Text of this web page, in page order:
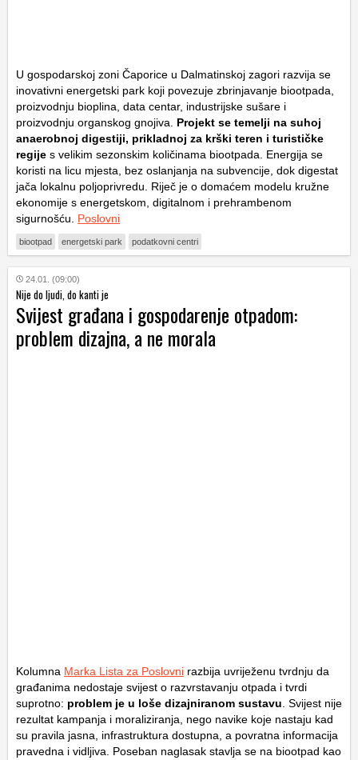
U gospodarskoj zoni Čaporice u Dalmatinskoj zagori razvija se
inovativni energetski park koji povezuje zbrinjavanje biootpada,
proizvodnju bioplina, data centar, industrijske sušare i
proizvodnju organskog gnojiva. Projekt se temelji na suhoj
anaerobnoj digestiji, prikladnoj za krški teren i turističke
regije s velikim sezonskim količinama biootpada. Energija se
koristi na licu mjesta, bez oslanjanja na subvencije, dok digestat
jača lokalnu poljoprivredu. Riječ je o domaćem modelu kružne
ekonomije s energetskom, digitalnom i prehrambenom
sigurnošću. Poslovni
biootpad energetski park podatkovni centri
24.01. (09:00)
Nije do ljudi, do kanti je
Svijest građana i gospodarenje otpadom:
problem dizajna, a ne morala
Kolumna Marka Lista za Poslovni razbija uvriježenu tvrdnju da
građanima nedostaje svijest o razvrstavanju otpada i tvrdi
suprotno: problem je u loše dizajniranom sustavu . Svijest nije
rezultat kampanja i moraliziranja, nego navike koje nastaju kad
su pravila jasna, infrastruktura dostupna, a povratna informacija
pravedna i vidljiva. Poseban naglasak stavlja se na biootpad kao